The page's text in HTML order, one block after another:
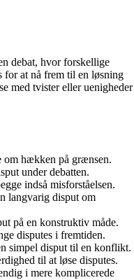
debat, hvor forskellige
for at nå frem til en løsning
med tvister eller uenigheder
om hækken på grænsen.
under debatten.
indså misforståelsen.
langvarig disput om
på en konstruktiv måde.
disputes i fremtiden.
simpel disput til en konflikt.
til at løse disputes.
i mere komplicerede